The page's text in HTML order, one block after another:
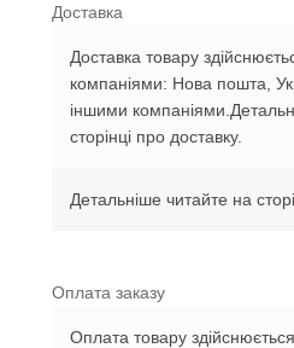
Доставка
Доставка товару
компаніями: Нова пошта,
іншими
сторінці про доставку.
Детальніше читайте на
Оплата заказу
Оплата товару здійснюється